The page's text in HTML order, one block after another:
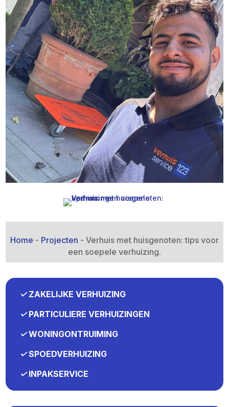
Home - Projecten - Verhuis met huisgenoten: tips voor
een soepele verhuizing.​
✓ZAKELIJKE VERHUIZING
✓PARTICULIERE VERHUIZINGEN
✓WONINGONTRUIMING
✓SPOEDVERHUIZING
✓INPAKSERVICE